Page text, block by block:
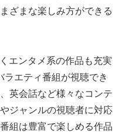
ざまな楽しみ方ができる
エンタメ系の作品も充実
ラエティ番組が視聴でき
英会話など様々なコンテ
ジャンルの視聴者に対応
組は豊富で楽しめる作品